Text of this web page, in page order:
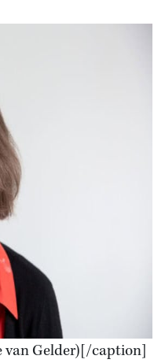
van Gelder)[/caption]